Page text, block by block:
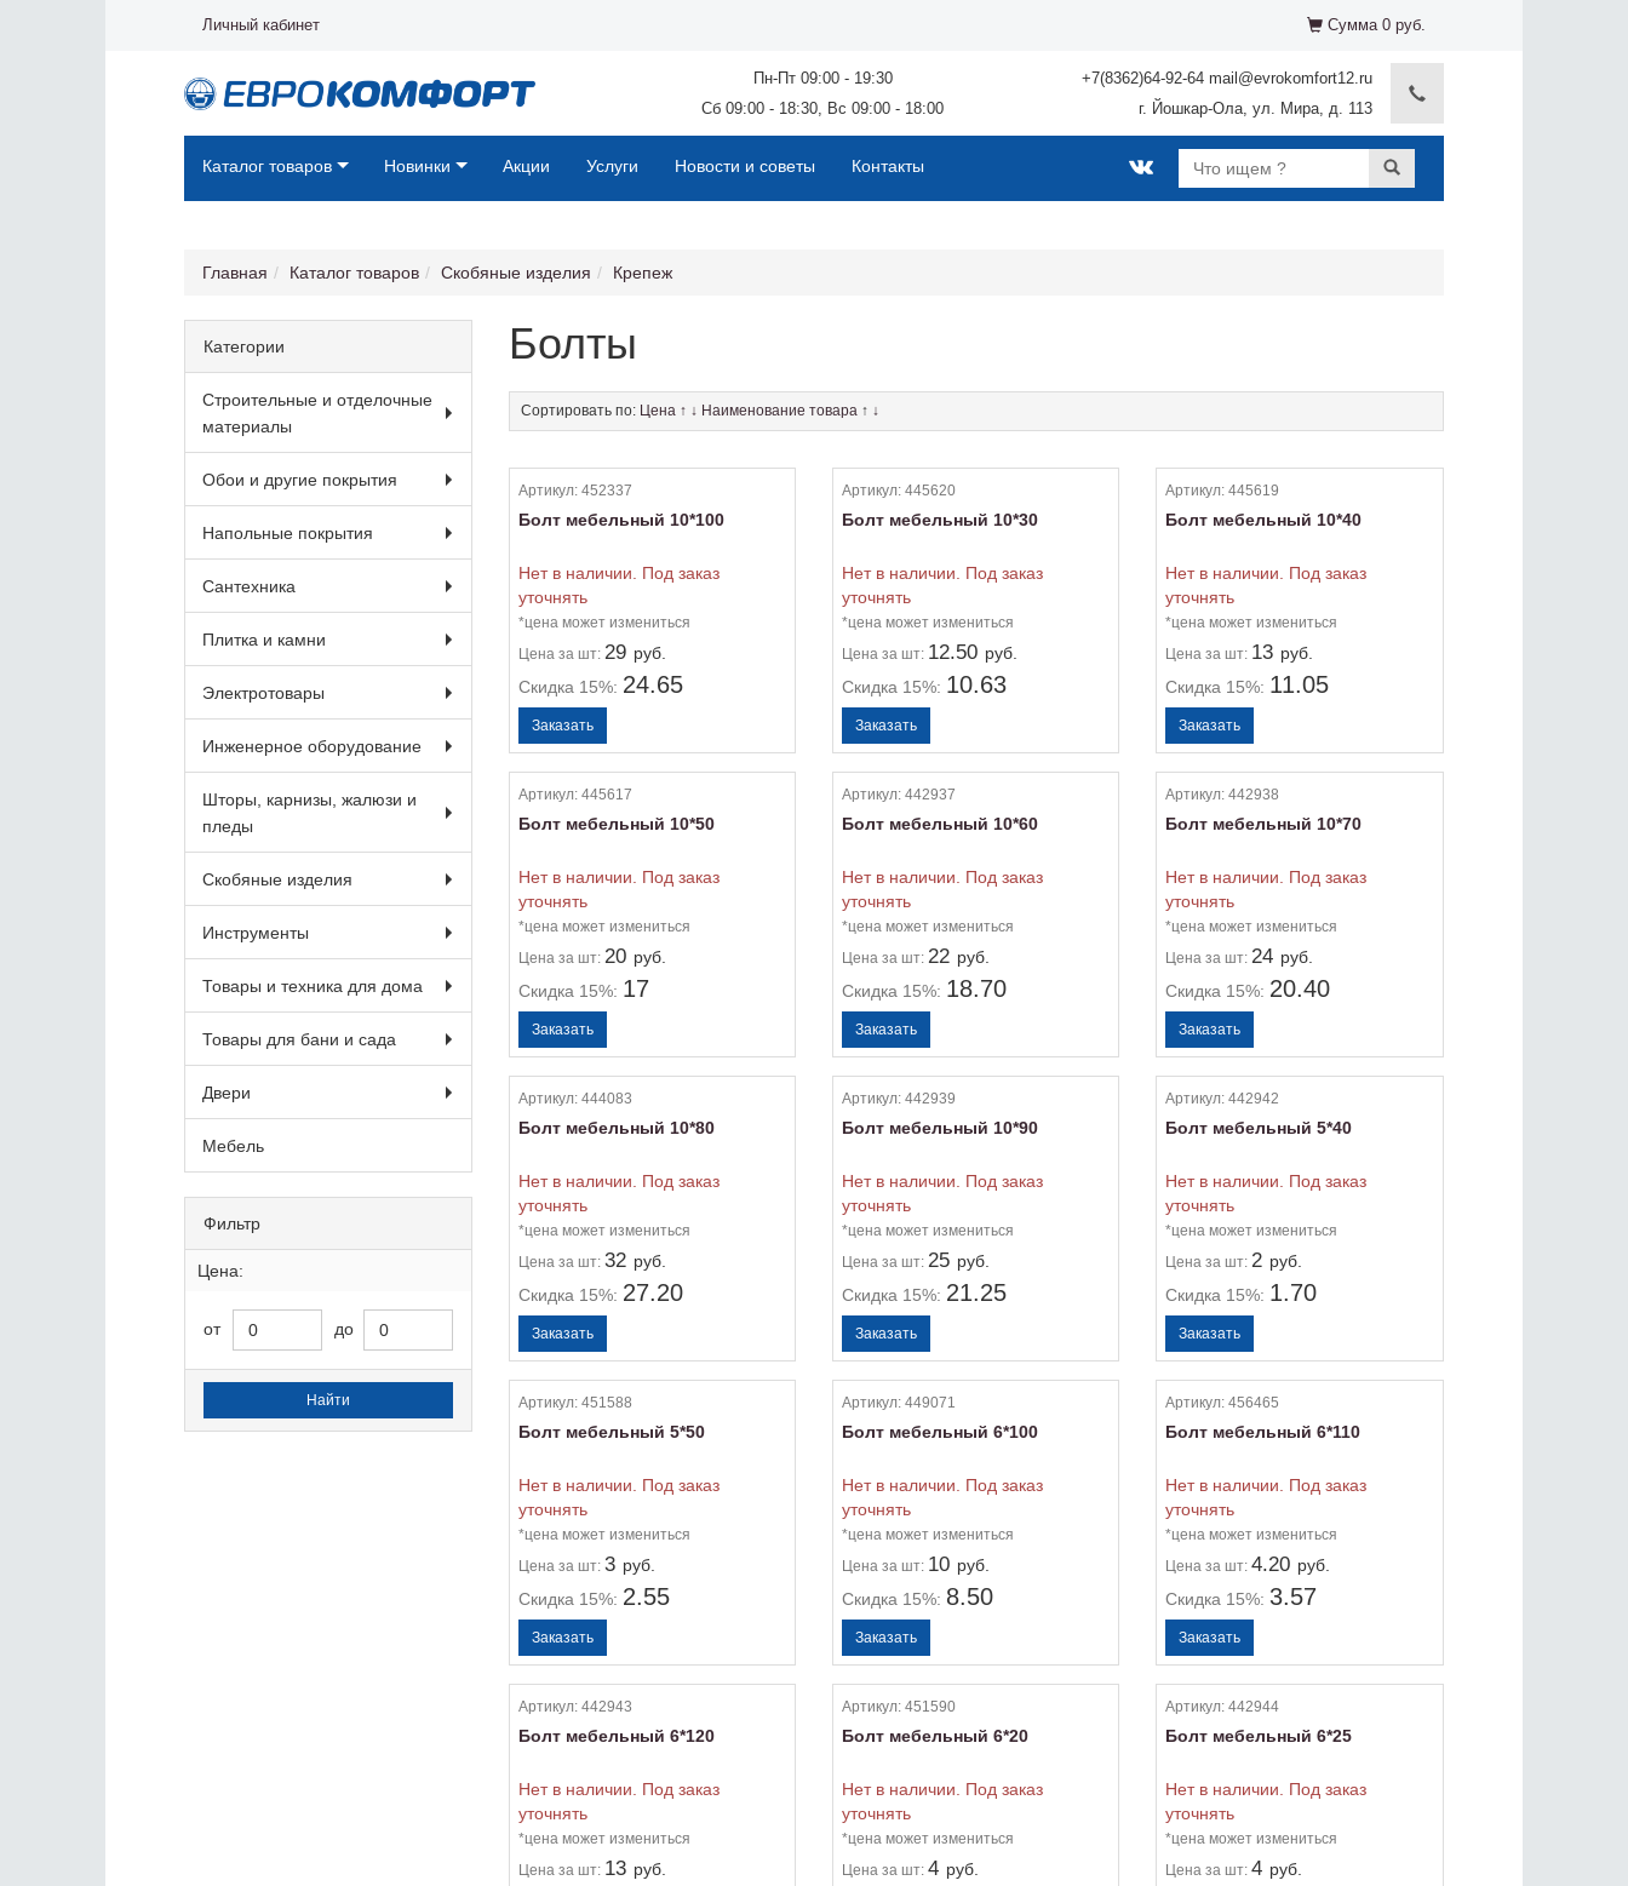
Личный кабинет Сумма 0 руб.
Пн-Пт 09:00 - 19:30
Сб 09:00 - 18:30, Вс 09:00 - 18:00
+7(8362)64-92-64 mail@evrokomfort12.ru
г. Йошкар-Ола, ул. Мира, д. 113
Каталог товаров Новинки Акции Услуги Новости и советы Контакты
Главная Каталог товаров Скобяные изделия Крепеж
Категории
Строительные и отделочные
материалы
Обои и другие покрытия
Напольные покрытия
Сантехника
Плитка и камни
Электротовары
Инженерное оборудование
Шторы, карнизы, жалюзи и
пледы
Скобяные изделия
Инструменты
Товары и техника для дома
Товары для бани и сада
Двери
Мебель
Фильтр
Цена:
от до
Болты
Сортировать по: Цена ↑ ↓ Наименование товара ↑ ↓
Артикул: 452337
Болт мебельный 10*100
Нет в наличии. Под заказ
уточнять
*цена может измениться
Ценаза шт: 29 руб.
Скидка 15%: 24.65
Артикул: 445620
Болт мебельный 10*30
Нет в наличии. Под заказ
уточнять
*цена может измениться
Ценаза шт: 12.50 руб.
Скидка 15%: 10.63
Артикул:445619
Болт мебельный 10*40
Нет в наличии. Под заказ
уточнять
*цена может измениться
Цена за шт: 13 руб.
Скидка 15%: 11.05
Артикул: 445617
Болт мебельный 10*50
Нет в наличии. Под заказ
уточнять
*цена может измениться
Ценаза шт: 20 руб.
Скидка 15%: 17
Артикул: 442937
Болт мебельный 10*60
Нет в наличии. Под заказ
уточнять
*цена может измениться
Ценаза шт: 22 руб.
Скидка 15%: 18.70
Артикул:442938
Болт мебельный 10*70
Нет в наличии. Под заказ
уточнять
*цена может измениться
Цена за шт:24 руб.
Скидка 15%: 20.40
Артикул: 444083
Болт мебельный 10*80
Нет в наличии. Под заказ
уточнять
*цена может измениться
Ценаза шт: 32 руб.
Скидка 15%: 27.20
Артикул: 442939
Болт мебельный 10*90
Нет в наличии. Под заказ
уточнять
*цена может измениться
Ценаза шт: 25 руб.
Скидка 15%: 21.25
Артикул:442942
Болт мебельный 5*40
Нет в наличии. Под заказ
уточнять
*цена может измениться
Цена за шт:2 руб.
Скидка 15%: 1.70
Артикул: 451588
Болт мебельный 5*50
Нет в наличии. Под заказ
уточнять
*цена может измениться
Ценаза шт: 3 руб.
Скидка 15%: 2.55
Артикул: 449071
Болт мебельный 6*100
Нет в наличии. Под заказ
уточнять
*цена может измениться
Ценаза шт: 10 руб.
Скидка 15%: 8.50
Артикул:456465
Болт мебельный 6*110
Нет в наличии. Под заказ
уточнять
*цена может измениться
Цена за шт:4.20 руб.
Скидка 15%: 3.57
Артикул: 442943
Болт мебельный 6*120
Нет в наличии. Под заказ
уточнять
*цена может измениться
Ценаза шт: 13 руб.
Артикул: 451590
Болт мебельный 6*20
Нет в наличии. Под заказ
уточнять
*цена может измениться
Ценаза шт: 4 руб.
Артикул:442944
Болт мебельный 6*25
Нет в наличии. Под заказ
уточнять
*цена может измениться
Цена за шт:4 руб.